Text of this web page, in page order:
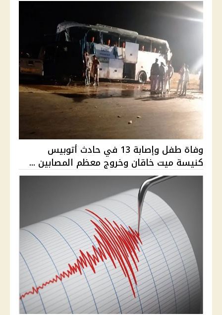
وفاة طفل وإصابة 13 في حادث أتوبيس
كنيسة ميت خاقان وخروج معظم المصابين ...